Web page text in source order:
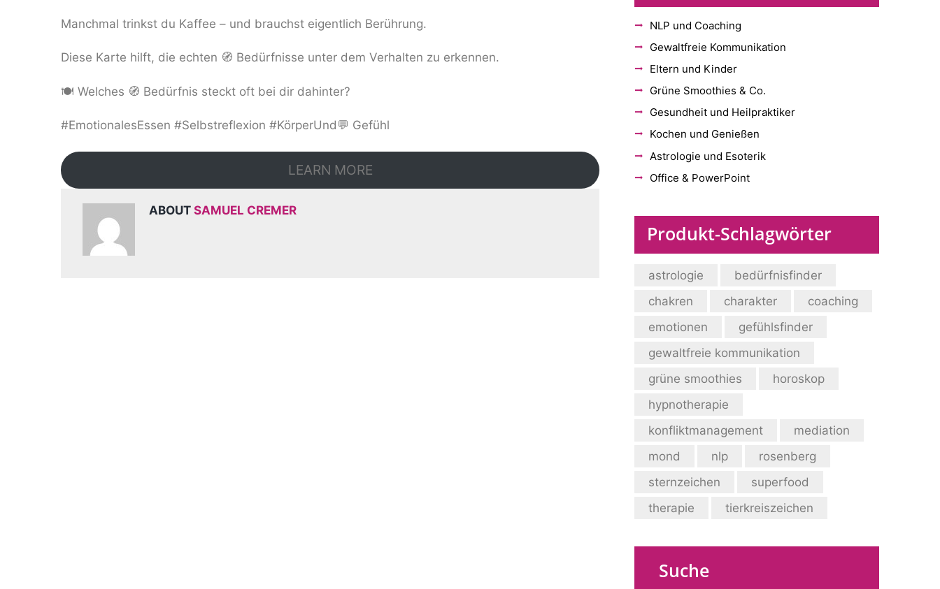
Manchmal trinkst du Kaffee – und brauchst eigentlich Berührung.
Diese Karte hilft, die echten 🧭 Bedürfnisse unter dem Verhalten zu erkennen.
🍽️ Welches 🧭 Bedürfnis steckt oft bei dir dahinter?
#EmotionalesEssen #Selbstreflexion #KörperUnd💬 Gefühl
LEARN MORE
ABOUTSAMUEL CREMER
NLP und Coaching
Gewaltfreie Kommunikation
Eltern und Kinder
Grüne Smoothies & Co.
Gesundheit und Heilpraktiker
Kochen und Genießen
Astrologie und Esoterik
Office & PowerPoint
Produkt-Schlagwörter
astrologie
bedürfnisfinder
chakren
charakter
coaching
emotionen
gefühlsfinder
gewaltfreie kommunikation
grüne smoothies
horoskop
hypnotherapie
konfliktmanagement
mediation
mond
nlp
rosenberg
sternzeichen
superfood
therapie
tierkreiszeichen
Suche